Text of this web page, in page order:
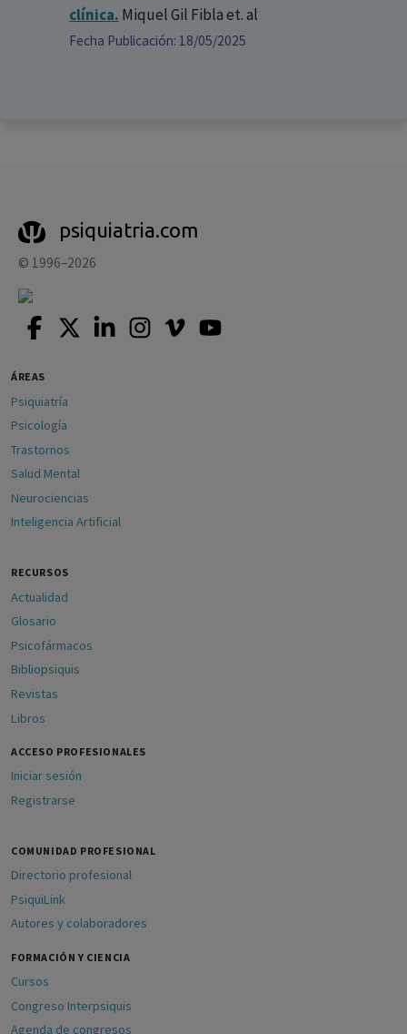
clínica. Miquel Gil Fiblaet. al
Fecha Publicación: 18/05/2025
psiquiatria.com
© 1996–2026
ÁREAS
Psiquiatría
Psicología
Trastornos
Salud Mental
Neurociencias
Inteligencia Artificial
RECURSOS
Actualidad
Glosario
Psicofármacos
Bibliopsiquis
Revistas
Libros
ACCESO PROFESIONALES
Iniciar sesión
Registrarse
COMUNIDAD PROFESIONAL
Directorio profesional
PsiquiLink
Autores y colaboradores
FORMACIÓN Y CIENCIA
Cursos
Congreso Interpsiquis
Agenda de congresos